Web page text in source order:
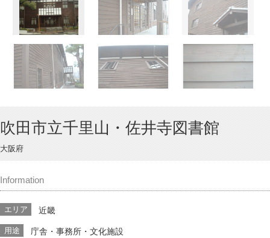
吹田市立千里山・佐井寺図書館
大阪府
Information
エリア 近畿
用途 庁舎・事務所・文化施設